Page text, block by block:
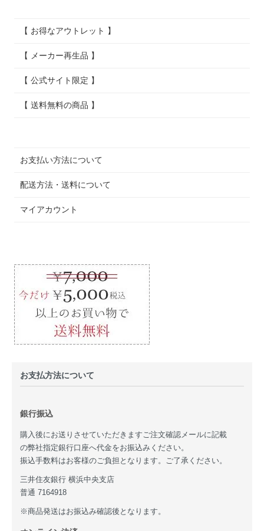
【 お得なアウトレット 】
【 メーカー再生品 】
【 公式サイト限定 】
【 送料無料の商品 】
お支払い方法について
配送方法・送料について
マイアカウント
お支払方法について
銀行振込
購入後にお送りさせていただきますご注文確認メールに記載
の弊社指定銀行口座へ代金をお振込みください。
振込手数料はお客様のご負担となります。ご了承ください。
三井住友銀行 横浜中央支店
普通 7164918
※商品発送はお振込み確認後となります。